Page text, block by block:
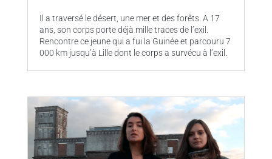
Il a traversé le désert, une mer et des forêts. A 17
ans, son corps porte déjà mille traces de l’exil.
Rencontre ce jeune qui a fui la Guinée et parcouru 7
000 km jusqu’à Lille dont le corps a survécu à l’exil.